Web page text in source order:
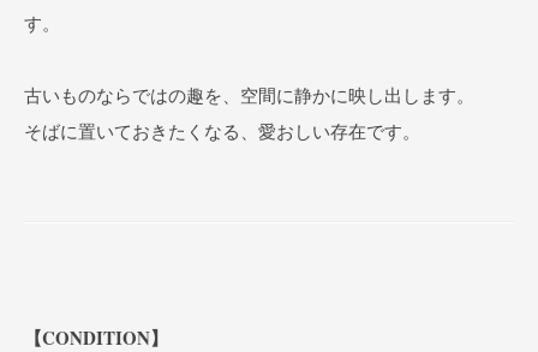
す。
古いものならではの趣を、空間に静かに映し出します。
そばに置いておきたくなる、愛おしい存在です。
【CONDITION】